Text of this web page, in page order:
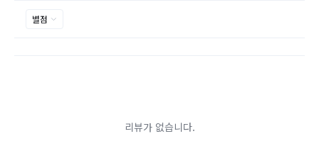
기타 전자상거래 등에서의 소비자보호에 관한 법률이 정